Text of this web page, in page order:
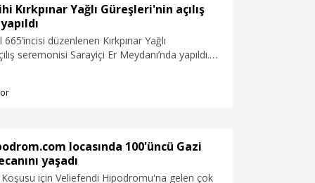
Kırkpınar Yağlı Güreşleri'nin açılış
665’incisi düzenlenen Kırkpınar Yağlı
seremonisi Sarayiçi Er Meydanı’nda yapıldı.
zurna ekibi geçit töreni yaparak protokol ve
locasında 100'üncü Gazi
yaşadı
için Veliefendi Hipodromu'na gelen çok